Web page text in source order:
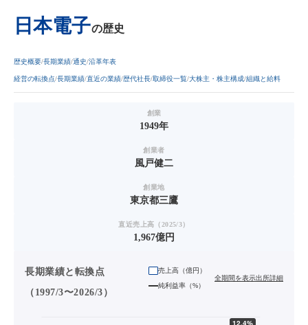
日本電子の歴史
歴史概要 長期業績 通史 沿革年表
経営の転換点 長期業績 直近の業績 歴代社長 取締役一覧 大株主・株主構成 組織と給料
創業
1949年
創業者
風戸健二
創業地
東京都三鷹
直近売上高（2025/3）
1,967億円
長期業績と転換点
（1997/3〜2026/3）
売上高（億円）
純利益率（%）
全期間を表示出所詳細